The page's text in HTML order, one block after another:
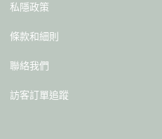
私隱政策
條款和細則
聯絡我們
訪客訂單追蹤